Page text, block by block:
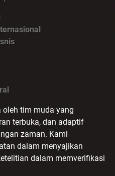
oleh tim muda yang
terbuka, dan adaptif
zaman. Kami
dalam menyajikan
dalam memverifikasi